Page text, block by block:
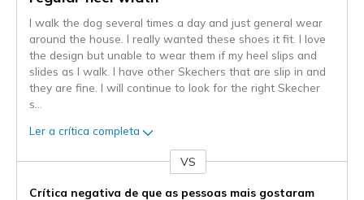
I walk the dog several times a day and just general wear
around the house. I really wanted these shoes it fit. I love
the design but unable to wear them if my heel slips and
slides as I walk. I have other Skechers that are slip in and
they are fine. I will continue to look for the right Skecher
s
Ler a crítica completa
VS
Crítica negativa de que as pessoas mais gostaram